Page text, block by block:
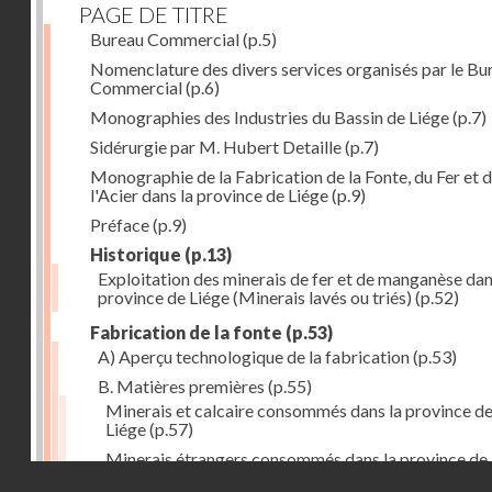
PAGE DE TITRE
Bureau Commercial(p.5)
Nomenclature des divers services organisés par le
Commercial(p.6)
Monographies des Industries du Bassin de Liége(p.7)
Sidérurgie par M. Hubert Detaille(p.7)
Monographie de la Fabrication de la Fonte, du Fer et
l'Acier dans la province de Liége(p.9)
Préface(p.9)
Historique (p.13)
Exploitation des minerais de fer et de manganèse
province de Liége (Minerais lavés ou triés) (p.52)
Fabrication de la fonte (p.53)
A) Aperçu technologique de la fabrication(p.53)
B. Matières premières (p.55)
Minerais et calcaire consommés dans la province de
Liége(p.57)
Minerais étrangers consommés dans la province de